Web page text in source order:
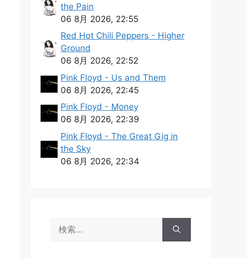
the Pain
06 8月 2026, 22:55
Red Hot Chili Peppers - Higher
Ground
06 8月 2026, 22:52
Pink Floyd - Us and Them
06 8月 2026, 22:45
Pink Floyd - Money
06 8月 2026, 22:39
Pink Floyd - The Great Gig in
the Sky
06 8月 2026, 22:34
索: